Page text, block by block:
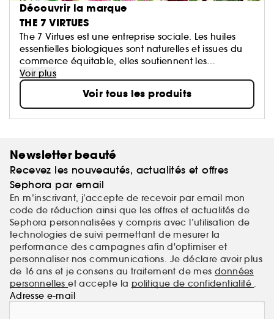
Découvrir la marque
THE 7 VIRTUES
The 7 Virtues est une entreprise sociale. Les huiles
essentielles biologiques sont naturelles et issues du
commerce équitable, elles soutiennent les
agriculteurs qui se reconstruisent après une guerre
ou un conflit. Les parfums sont hypoallergéniques, ils
sont imprégnés d’alcool de sucre de canne et
contiennent plus de 22 % d’huiles parfumées qui leur
confèrent une senteur naturelle de longue durée.
Voir plus
Voir tous les produits
Newsletter beauté
Recevez les nouveautés, actualités et offres
Sephora par email
En m’inscrivant, j’accepte de recevoir par email mon
code de réduction ainsi que les offres et actualités de
Sephora personnalisées y compris avec l’utilisation de
technologies de suivi permettant de mesurer la
performance des campagnes afin d'optimiser et
personnaliser nos communications. Je déclare avoir plus
de 16 ans et je consens au traitement de mes données
personnelleset accepte la politique de confidentialité .
Adresse e-mail